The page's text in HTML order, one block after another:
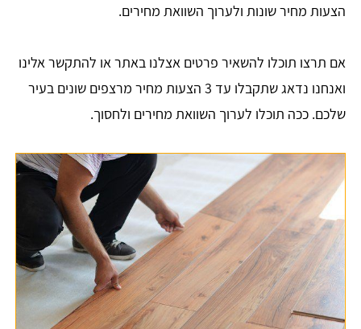
הצעות מחיר שונות ולערוך השוואת מחירים.
אם תרצו תוכלו להשאיר פרטים אצלנו באתר או להתקשר אלינו
ואנחנו נדאג שתקבלו עד 3 הצעות מחיר מרצפים שונים בעיר
שלכם. ככה תוכלו לערוך השוואת מחירים ולחסוך.